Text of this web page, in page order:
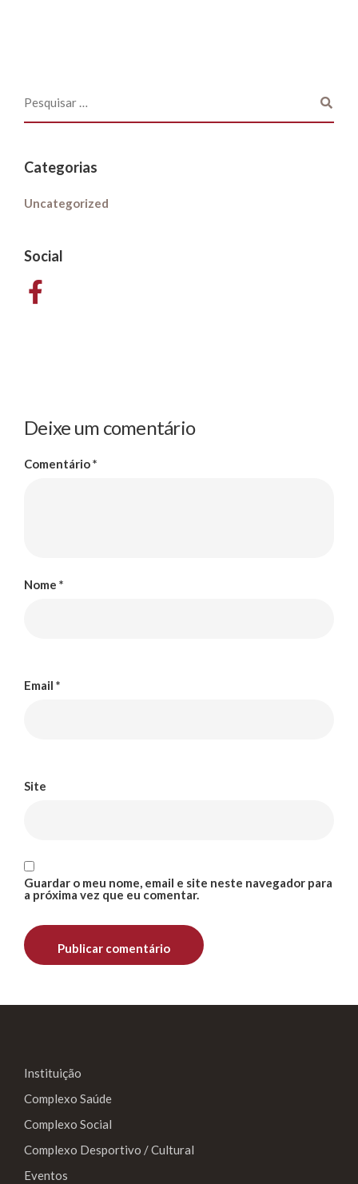
Categorias
Uncategorized
Social
Deixe um comentário
Comentário*
Nome *
Email *
Site
Guardar o meu nome, email e site neste navegador para
a próxima vez que eu comentar.
Instituição
Complexo Saúde
Complexo Social
Complexo Desportivo / Cultural
Eventos